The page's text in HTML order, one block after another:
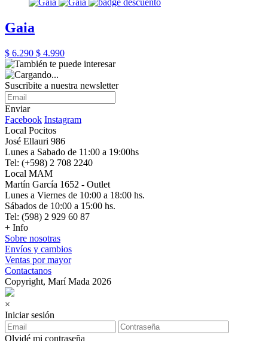
Gaia
$ 6.290 $ 4.990
Suscribite a nuestra newsletter
Enviar
Facebook Instagram
Local Pocitos
José Ellauri 986
Lunes a Sabado de 11:00 a 19:00hs
Tel: (+598) 2 708 2240
Local MAM
Martín García 1652 - Outlet
Lunes a Viernes de 10:00 a 18:00 hs.
Sábados de 10:00 a 15:00 hs.
Tel: (598) 2 929 60 87
+ Info
Sobre nosotras
Envíos y cambios
Ventas por mayor
Contactanos
Copyright, Marí Mada 2026
×
Iniciar sesión
Olvidé mi contraseña